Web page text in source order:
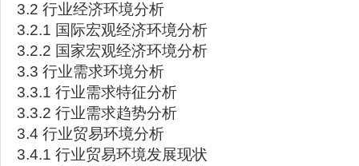
3.2 行业经济环境分析
3.2.1 国际宏观经济环境分析
3.2.2 国家宏观经济环境分析
3.3 行业需求环境分析
3.3.1 行业需求特征分析
3.3.2 行业需求趋势分析
3.4 行业贸易环境分析
3.4.1 行业贸易环境发展现状